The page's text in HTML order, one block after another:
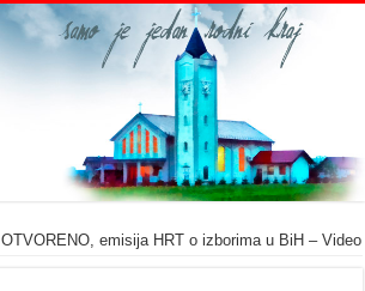
OTVORENO, emisija HRT o izborima u BiH – Video